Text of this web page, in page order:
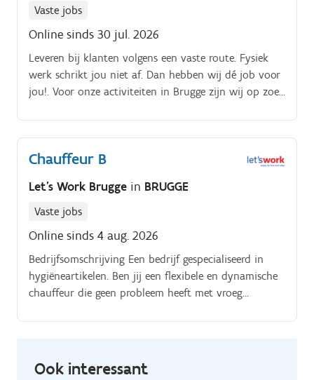
Vaste jobs
Online sinds 30 jul. 2026
Leveren bij klanten volgens een vaste route. Fysiek
werk schrikt jou niet af. Dan hebben wij dé job voor
jou!. Voor onze activiteiten in Brugge zijn wij op zoek
aanpakken weet.
Chauffeur B
Let's Work Brugge in BRUGGE
Vaste jobs
Online sinds 4 aug. 2026
Bedrijfsomschrijving Een bedrijf gespecialiseerd in
hygiëneartikelen. Ben jij een flexibele en dynamische
chauffeur die geen probleem heeft met vroeg
Ook interessant